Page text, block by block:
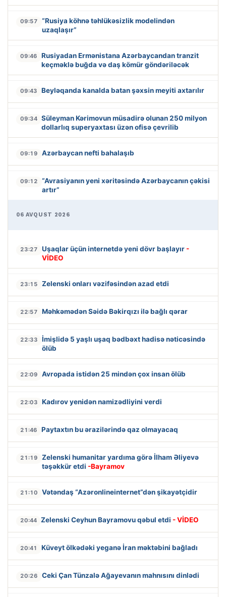
09:57
“Rusiya köhnə təhlükəsizlik modelindən
uzaqlaşır”
09:46
Rusiyadan Ermənistana Azərbaycandan tranzit
keçməklə buğda və daş kömür göndəriləcək
09:43 Beyləqanda kanalda batan şəxsin meyiti axtarılır
09:34 Süleyman Kərimovun müsadirə olunan 250 milyon
dollarlıq superyaxtası üzən ofisə çevrilib
09:19 Azərbaycan nefti bahalaşıb
09:12
“Avrasiyanın yeni xəritəsində Azərbaycanın çəkisi
artır”
06 AVQUST 2026
23:27 Uşaqlar üçün internetdə yeni dövr başlayır -
VİDEO
23:15 Zelenski onları vəzifəsindən azad etdi
22:57 Məhkəmədən Səidə Bəkirqızı ilə bağlı qərar
22:33
İmişlidə 5 yaşlı uşaq bədbəxt hadisə nəticəsində
ölüb
22:09 Avropada istidən 25 mindən çox insan ölüb
22:03 Kadırov yenidən namizədliyini verdi
21:46 Paytaxtın bu ərazilərində qaz olmayacaq
21:19
Zelenski humanitar yardıma görə İlham Əliyevə
təşəkkür etdi -Bayramov
21:10 Vətəndaş “Azəronlineinternet”dən şikayətçidir
20:44 Zelenski Ceyhun Bayramovu qəbul etdi - VİDEO
20:41 Küveyt ölkədəki yeganə İran məktəbini bağladı
20:26 Ceki Çan Tünzalə Ağayevanın mahnısını dinlədi